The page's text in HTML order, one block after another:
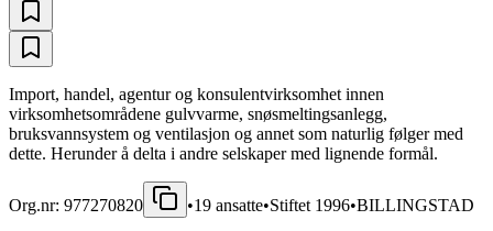
Import, handel, agentur og konsulentvirksomhet innen
virksomhetsområdene gulvvarme, snøsmeltingsanlegg,
bruksvannsystem og ventilasjon og annet som naturlig følger med
dette. Herunder å delta i andre selskaper med lignende formål.
Org.nr: 977270820 •19 ansatte•Stiftet 1996•BILLINGSTAD